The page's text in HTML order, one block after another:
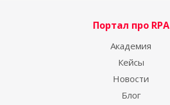
Портал про RPA
Академия
Кейсы
Новости
Блог